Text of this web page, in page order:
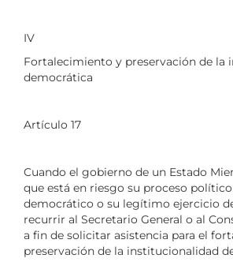
IV
Fortalecimiento y preservación de la
democrática
Artículo 17
Cuando el gobierno de un Estado
que está en riesgo su proceso
democrático o su legítimo ejercicio
recurrir al Secretario General o al
a fin de solicitar asistencia para el
preservación de la institucionalidad